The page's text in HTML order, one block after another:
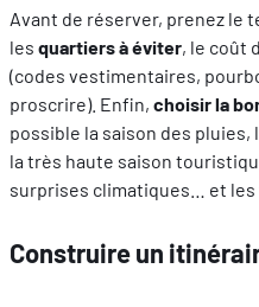
Avant de réserver, prenez le
les quartiers à éviter, le coût
(codes vestimentaires,
proscrire). Enfin, choisir la
possible la saison des
la très haute saison
surprises climatiques… et les
Construire un